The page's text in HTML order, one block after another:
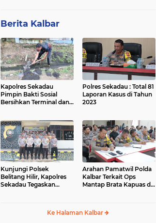
Berita Kalbar
Kapolres Sekadau
Pimpin Bakti Sosial
Bersihkan Terminal dan
Polres Sekadau : Total 81
Laporan Kasus di Tahun
2023
Kunjungi Polsek
Belitang Hilir, Kapolres
Sekadau Tegaskan
Arahan Pamatwil Polda
Kalbar Terkait Ops
Mantap Brata Kapuas di
Ke Halaman Kalbar